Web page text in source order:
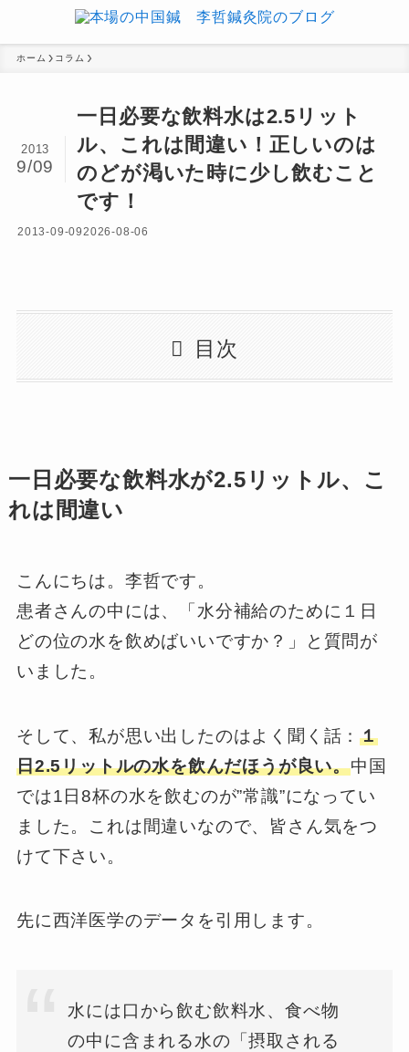
ホーム コラム
一日必要な飲料水は2.5リット
ル、これは間違い！正しいのは
のどが渇いた時に少し飲むこと
です！
2013
9/09
2013-09-092026-08-06
目次
一日必要な飲料水が2.5リットル、こ
れは間違い
こんにちは。李哲です。
患者さんの中には、「水分補給のために１日
どの位の水を飲めばいいですか？」と質問が
いました。
そして、私が思い出したのはよく聞く話：１
日2.5リットルの水を飲んだほうが良い。中国
では1日8杯の水を飲むのが”常識”になってい
ました。これは間違いなので、皆さん気をつ
けて下さい。
先に西洋医学のデータを引用します。
水には口から飲む飲料水、食べ物
の中に含まれる水の「摂取される